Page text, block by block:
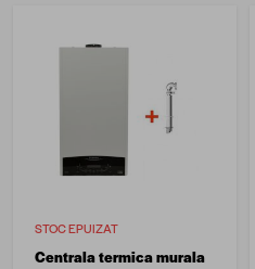
STOC EPUIZAT
Centrala termica murala